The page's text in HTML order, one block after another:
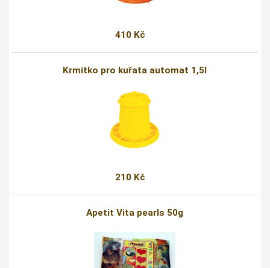
410 Kč
Krmítko pro kuřata automat 1,5l
210 Kč
Apetit Vita pearls 50g